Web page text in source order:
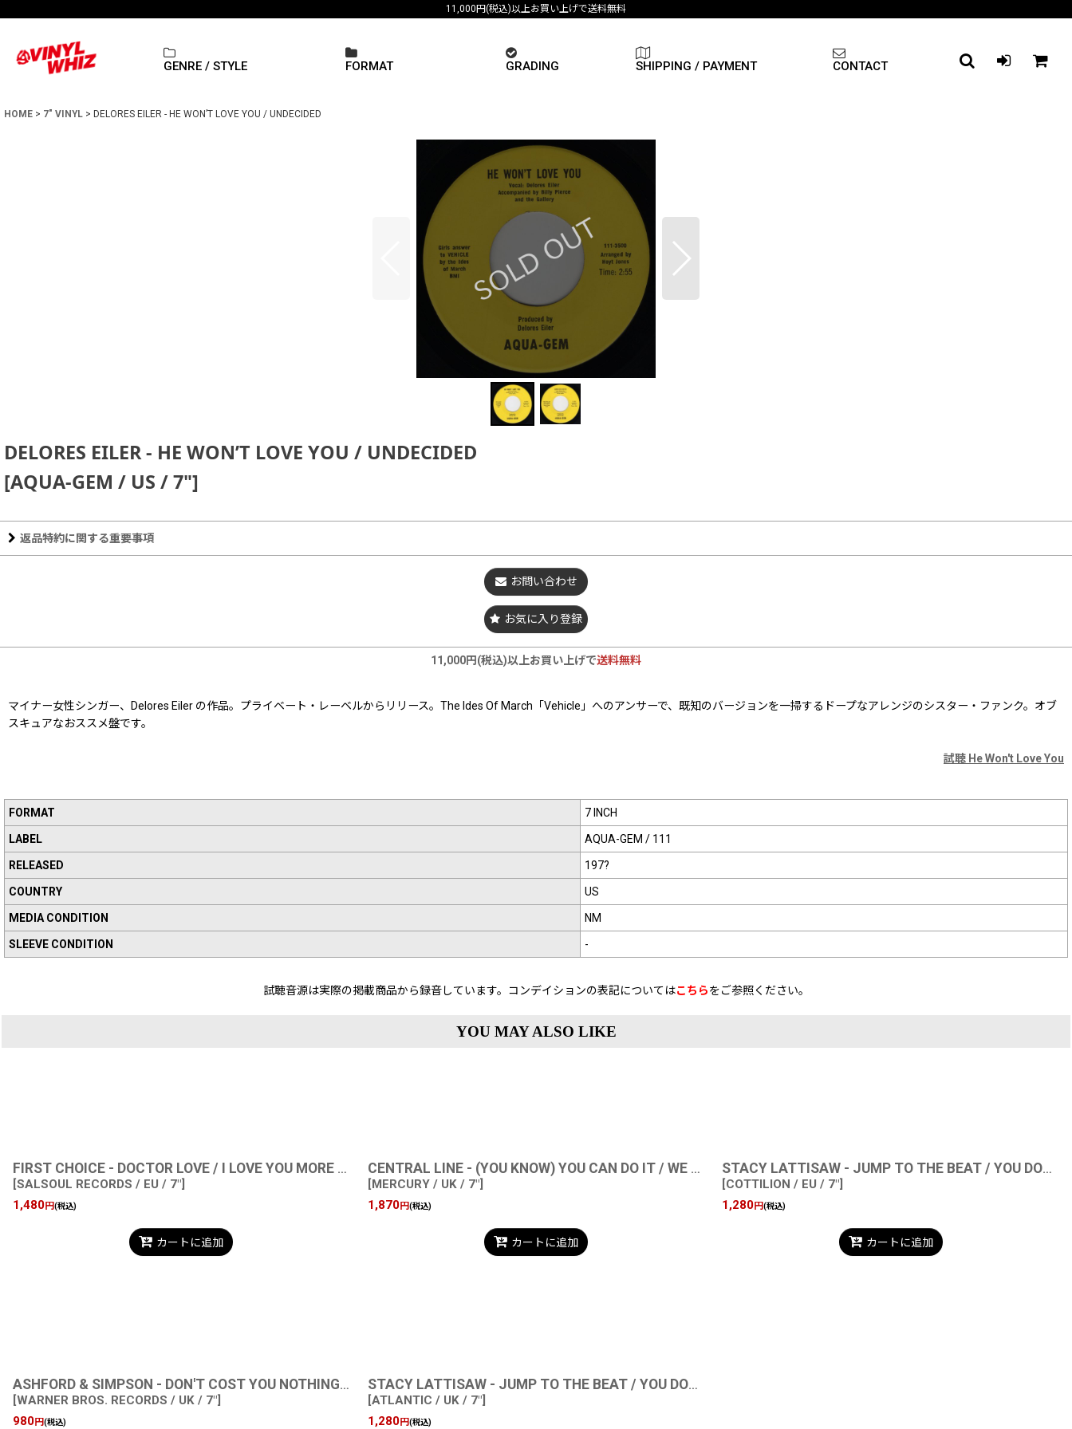
11,000円(税込)以上お買い上げで送料無料
GENRE / STYLE FORMAT GRADING SHIPPING / PAYMENT CONTACT
HOME > 7" VINYL > DELORES EILER - HE WON’T LOVE YOU / UNDECIDED
DELORES EILER - HE WON’T LOVE YOU / UNDECIDED
[AQUA-GEM / US / 7"]
返品特約に関する重要事項
お問い合わせ
お気に入り登録
11,000円(税込)以上お買い上げで送料無料
マイナー女性シンガー、Delores Eiler の作品。プライベート・レーベルからリリース。The Ides Of March「Vehicle」へのアンサーで、既知のバージョンを一掃するドープなアレンジのシスター・ファンク。オブ
スキュアなおススメ盤です。
試聴 He Won't Love You
FORMAT 7 INCH
LABEL AQUA-GEM / 111
RELEASED 197?
COUNTRY US
MEDIA CONDITION NM
SLEEVE CONDITION -
試聴音源は実際の掲載商品から録音しています。コンデイションの表記についてはこちらをご参照ください。
YOU MAY ALSO LIKE
FIRST CHOICE - DOCTOR LOVE / I LOVE YOU MORE THAN BEFORE
[SALSOUL RECORDS / EU / 7"]
1,480円(税込)
カートに追加
CENTRAL LINE - (YOU KNOW) YOU CAN DO IT / WE CHOSE LOVE
[MERCURY / UK / 7"]
1,870円(税込)
カートに追加
STACY LATTISAW - JUMP TO THE BEAT / YOU DON'T LOVE ME ANYMORE
[COTTILION / EU / 7"]
1,280円(税込)
カートに追加
ASHFORD & SIMPSON - DON'T COST YOU NOTHING / LET LOVE USE ME
[WARNER BROS. RECORDS / UK / 7"]
980円(税込)
STACY LATTISAW - JUMP TO THE BEAT / YOU DON'T LOVE ME ANYMORE
[ATLANTIC / UK / 7"]
1,280円(税込)